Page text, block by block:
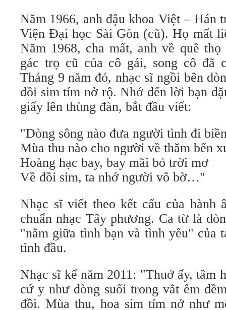
Năm 1966, anh đậu khoa Việt – Hán
Viện Đại học Sài Gòn (cũ). Họ mất
Năm 1968, cha mất, anh về quê
gác trọ cũ của cô gái, song cô đã
Tháng 9 năm đó, nhạc sĩ ngồi bên
đồi sim tím nở rộ. Nhớ đến lời bạn
giấy lên thùng đàn, bắt đầu viết:
"Dòng sông nào đưa người tình đi
Mùa thu nào cho người về thăm bến
Hoàng hạc bay, bay mãi bỏ trời mơ
Về đồi sim, ta nhớ người vô bờ…"
Nhạc sĩ viết theo kết cấu của hành
chuẩn nhạc Tây phương. Ca từ là
"nằm giữa tình bạn và tình yêu" của
tình đầu.
Nhạc sĩ kể năm 2011: "Thuở ấy, tâm
cứ y như dòng suối trong vắt êm
đồi. Mùa thu, hoa sim tím nở như